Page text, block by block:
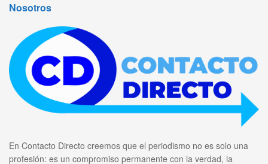
Nosotros
En Contacto Directo creemos que el periodismo no es solo una
profesión: es un compromiso permanente con la verdad, la